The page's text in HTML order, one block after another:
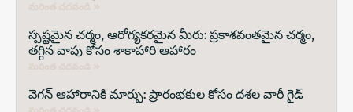
స్పష్టమైన చర్మం, ఆరోగ్యకరమైన మీరు: ప్రకాశవంతమైన చర్మం,
తగ్గిన వాపు కోసం శాకాహారి ఆహారం
వెగన్ ఆహారానికి మార్పు: ప్రారంభకుల కోసం దశల వారీ గైడ్